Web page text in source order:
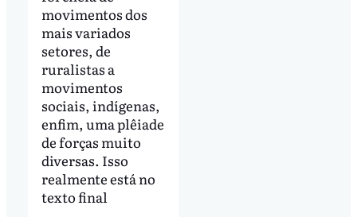
movimentos dos
mais variados
setores, de
ruralistas a
movimentos
sociais, indígenas,
enfim, uma plêiade
de forças muito
diversas. Isso
realmente está no
texto final